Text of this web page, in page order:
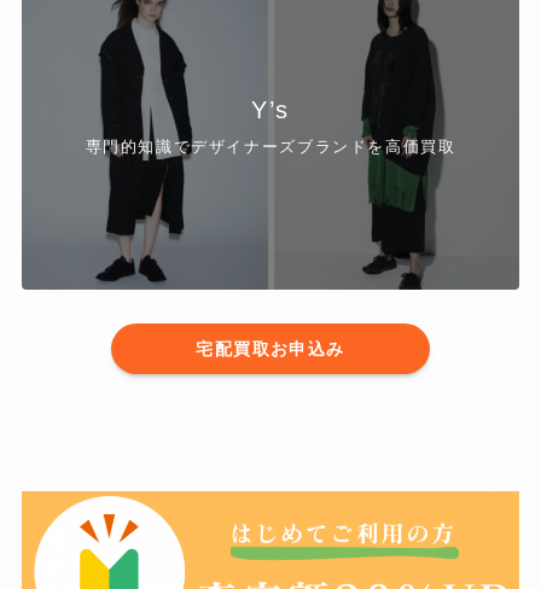
Y’s
専門的知識でデザイナーズブランドを高価買取
宅配買取お申込み